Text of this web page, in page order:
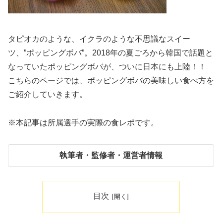
タピオカのような、イクラのような不思議なスイー
ツ、”ポッピングボバ”。2018年の夏ごろから韓国で話題と
なっていたポッピングボバが、ついに日本にも上陸！！
こちらのページでは、ポッピングボバの美味しい食べ方を
ご紹介していきます。
※本記事は所属選手の実際の食レポです。
執筆者・監修者・運営者情報
目次